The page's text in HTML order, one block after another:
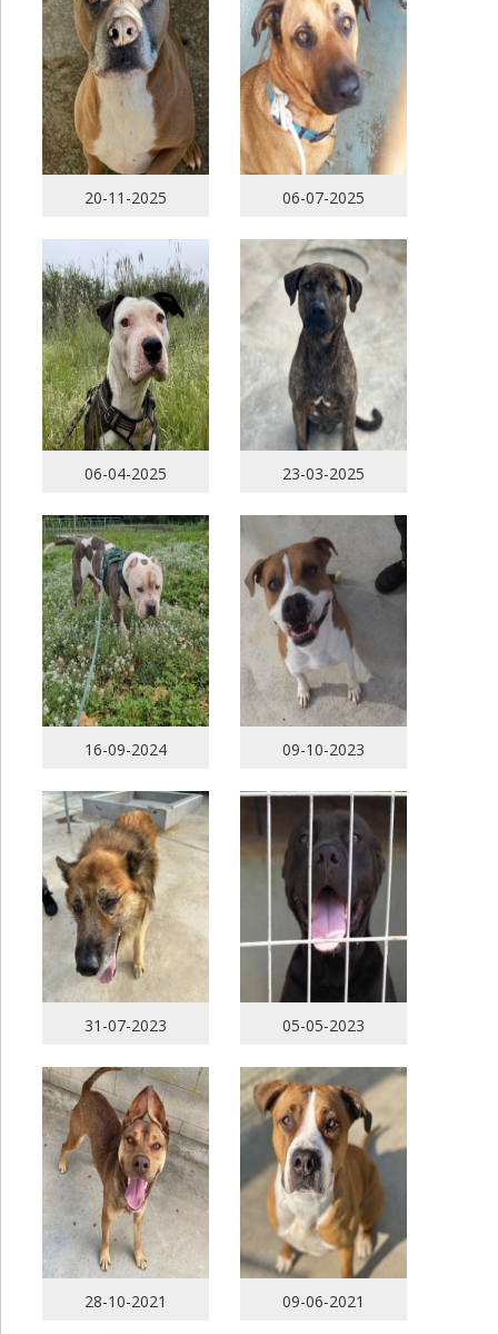
20-11-2025 06-07-2025
06-04-2025 23-03-2025
16-09-2024 09-10-2023
31-07-2023 05-05-2023
28-10-2021 09-06-2021